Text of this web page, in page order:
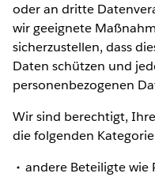
oder an dritte
wir geeignete
sicherzustellen, dass
Daten schützen und
personenbezogenen
Wir sind berechtigt,
die folgenden
andere Beteiligte wie